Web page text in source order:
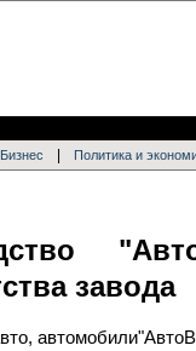
Бизнес Политика и
завода